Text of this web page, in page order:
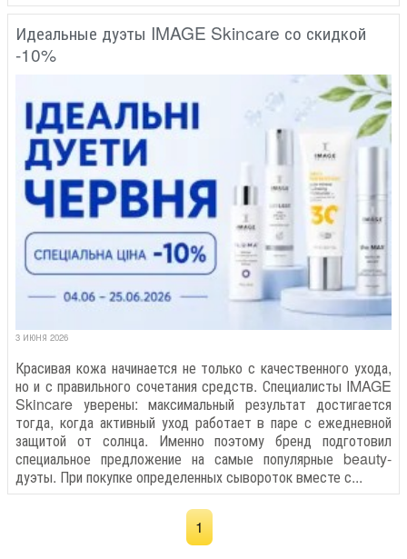
Идеальные дуэты IMAGE Skincare со скидкой
-10%
3 ИЮНЯ 2026
Красивая кожа начинается не только с качественного ухода,
но и с правильного сочетания средств. Специалисты IMAGE
Skincare уверены: максимальный результат достигается
тогда, когда активный уход работает в паре с ежедневной
защитой от солнца. Именно поэтому бренд подготовил
специальное предложение на самые популярные beauty-
дуэты. При покупке определенных сывороток вместе с...
1